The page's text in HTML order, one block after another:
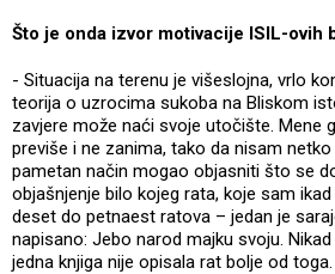
Što je onda izvor motivacije ISIL-ovih
- Situacija na terenu je višeslojna, vrlo
teorija o uzrocima sukoba na Bliskom
zavjere može naći svoje utočište. Mene
previše i ne zanima, tako da nisam
pametan način mogao objasniti što se
objašnjenje bilo kojeg rata, koje sam
deset do petnaest ratova – jedan je
napisano: Jebo narod majku svoju.
jedna knjiga nije opisala rat bolje od toga.